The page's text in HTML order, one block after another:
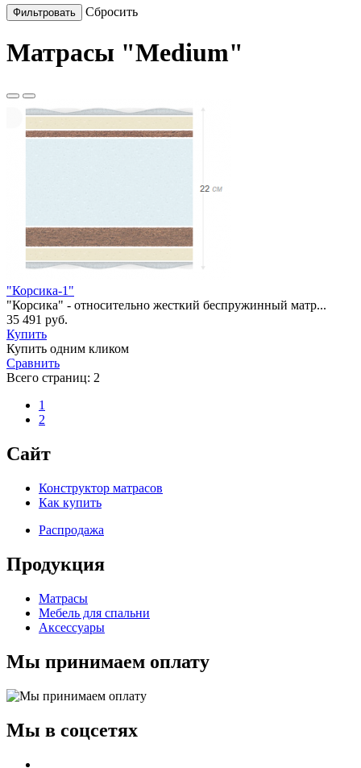
Сбросить
Матрасы "Medium"
"Корсика-1"
"Корсика" - относительно жесткий беспружинный матр...
35 491 руб.
Купить
Купить одним кликом
Сравнить
Всего страниц: 2
1
2
Сайт
Конструктор матрасов
Как купить
Распродажа
Продукция
Матрасы
Мебель для спальни
Аксессуары
Мы принимаем оплату
Мы в соцсетях